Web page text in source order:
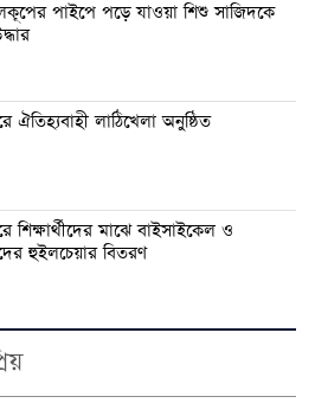
পাইপে পড়ে যাওয়া শিশু সাজিদকে
ঐতিহ্যবাহী লাঠিখেলা অনুষ্ঠিত
শিক্ষার্থীদের মাঝে বাইসাইকেল ও
হুইলচেয়ার বিতরণ